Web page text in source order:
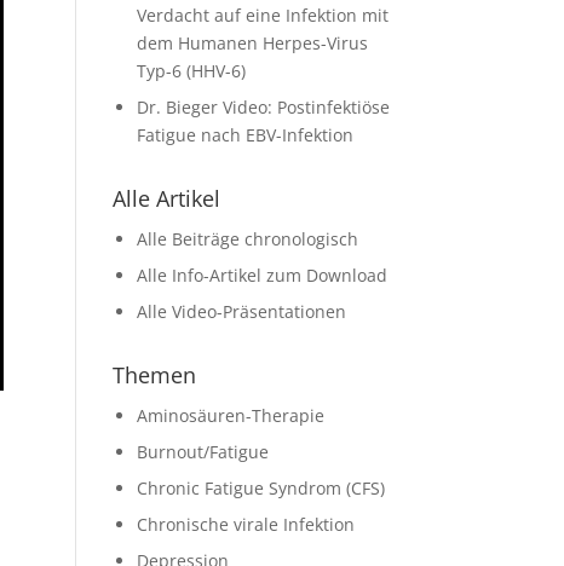
Verdacht auf eine Infektion mit
dem Humanen Herpes-Virus
Typ-6 (HHV-6)
Dr. Bieger Video: Postinfektiöse
Fatigue nach EBV-Infektion
Alle Artikel
Alle Beiträge chronologisch
Alle Info-Artikel zum Download
Alle Video-Präsentationen
Themen
Aminosäuren-Therapie
Burnout/Fatigue
Chronic Fatigue Syndrom (CFS)
Chronische virale Infektion
Depression